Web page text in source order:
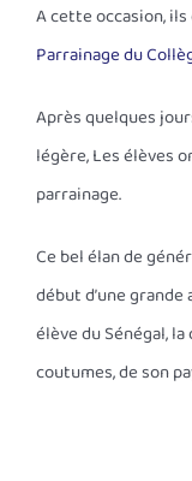
A cette occasion,
Parrainage du
Après quelques
légère, Les élèves
parrainage.
Ce bel élan de
début d’une
élève du Sénégal,
coutumes, de son